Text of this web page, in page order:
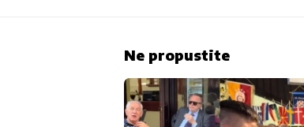
Ne propustite